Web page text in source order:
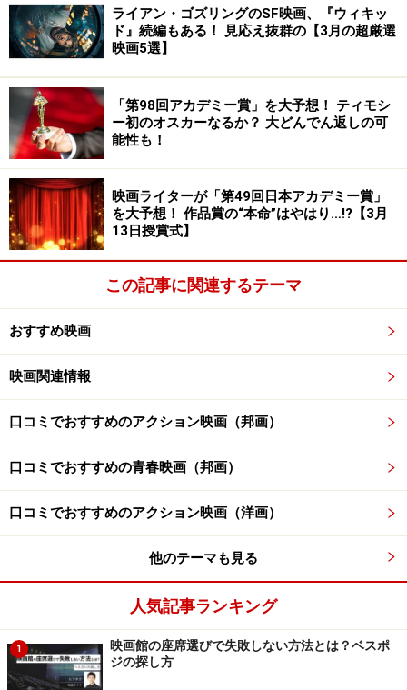
※(c)
※Photos(c) Julie Minami - All Rights Reserved. Use is restricted to this website in
promotion of "THE ADVENTURE OF PRINCE ACHMED" Photographs may not be copied for
use elsewhere including other Internet sites without permission.
映画・来日・ニュース・イベント
「ロッテ・ライニガーの世界」の上映時間を調べる
『映画』トップページへ戻る
※記事内容は執筆時点のものです。最新の内容をご確認くださ
い。
【編集部おすすめの購入サイト】
Amazonで洋画・邦画の DVD をチェック！
楽天市場で洋画・邦画の DVD をチェック！
ライアン・ゴズリングのSF映画、『ウィキッ
ド』続編もある！ 見応え抜群の【3月の超厳選
映画5選】
「第98回アカデミー賞」を大予想！ ティモシ
ー初のオスカーなるか？ 大どんでん返しの可
能性も！
映画ライターが「第49回日本アカデミー賞」
を大予想！ 作品賞の“本命”はやはり…!?【3月
13日授賞式】
この記事に関連するテーマ
おすすめ映画
映画関連情報
口コミでおすすめのアクション映画（邦画）
口コミでおすすめの青春映画（邦画）
口コミでおすすめのアクション映画（洋画）
他のテーマも見る
人気記事ランキング
1
映画館の座席選びで失敗しない方法とは？ベスポ
ジの探し方